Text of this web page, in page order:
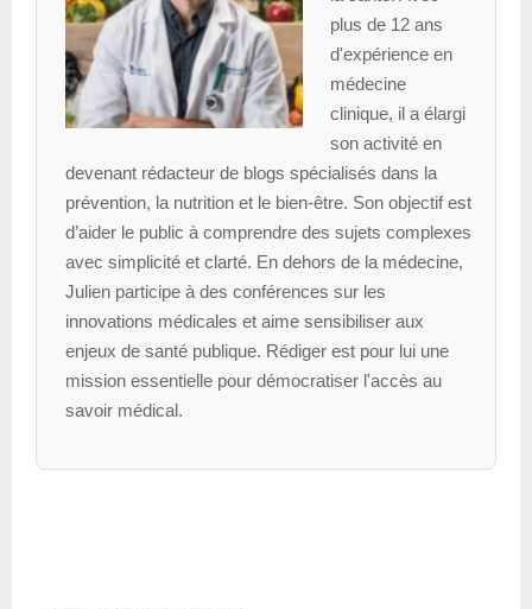
plus de 12 ans
d'expérience en
médecine
clinique, il a élargi
son activité en
devenant rédacteur de blogs spécialisés dans la
prévention, la nutrition et le bien-être. Son objectif est
d’aider le public à comprendre des sujets complexes
avec simplicité et clarté. En dehors de la médecine,
Julien participe à des conférences sur les
innovations médicales et aime sensibiliser aux
enjeux de santé publique. Rédiger est pour lui une
mission essentielle pour démocratiser l'accès au
savoir médical.